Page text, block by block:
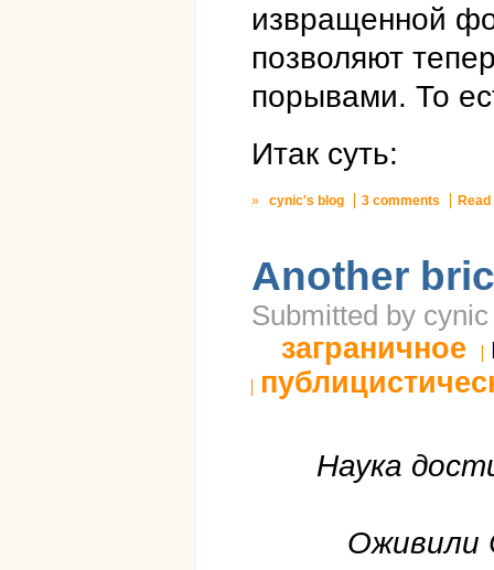
извращенной
позволяют
порывами. То
Итак суть:
» cynic's blog 3 comments
Another
Submitted by
заграничное
Наука
Оживили